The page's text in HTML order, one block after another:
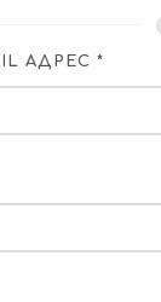
АДРЕС *